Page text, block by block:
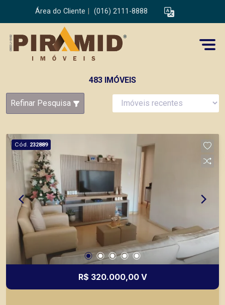
Área do Cliente (016) 2111-8888
483 IMÓVEIS
Refinar Pesquisa
Cód. 232889
R$ 320.000,00 V